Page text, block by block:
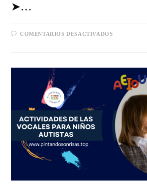
➤…
COMENTARIOS DESACTIVADOSEN
NIÑOS
AUTISMO
PARA
IMPRIMIR